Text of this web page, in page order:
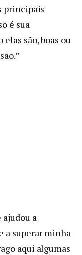
principais
é sua
elas são, boas ou
a
a superar minha
aqui algumas